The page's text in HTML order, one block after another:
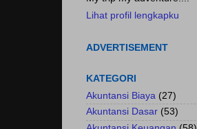
Lihat profil lengkapku
ADVERTISEMENT
KATEGORI
Akuntansi Biaya (27)
Akuntansi Dasar (53)